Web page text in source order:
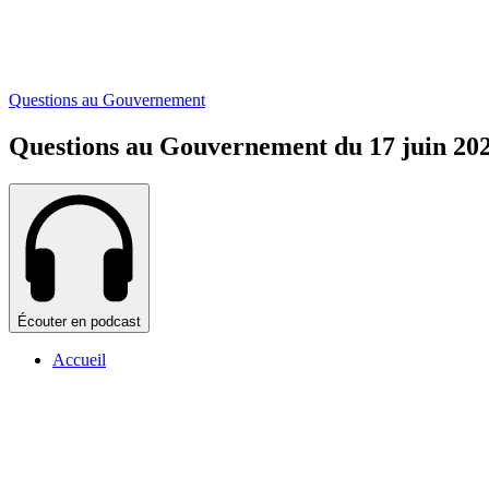
Questions au Gouvernement
Questions au Gouvernement du 17 juin
Écouter en podcast
Accueil